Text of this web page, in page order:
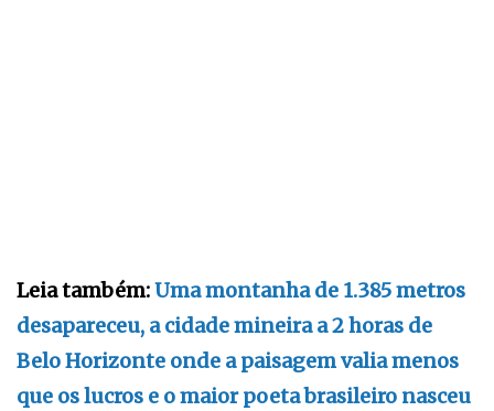
Leia também:Uma montanha de 1.385 metros
desapareceu, a cidade mineira a 2 horas de
Belo Horizonte onde a paisagem valia menos
que os lucros e o maior poeta brasileiro nasceu